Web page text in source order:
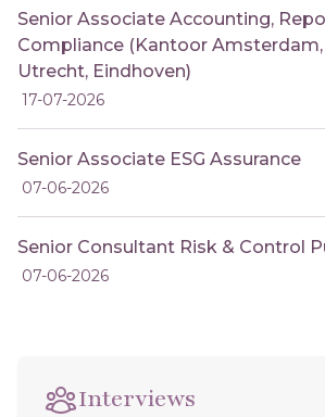
Senior Associate Accounting,
Compliance (Kantoor
Utrecht, Eindhoven)
17-07-2026
Senior Associate ESG Assurance
07-06-2026
Senior Consultant Risk & Control
07-06-2026
Interviews